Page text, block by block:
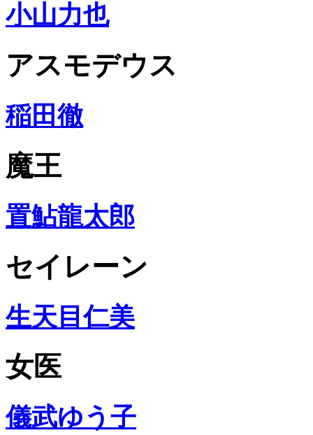
小山力也
アスモデウス
稲田徹
魔王
置鮎龍太郎
セイレーン
生天目仁美
女医
儀武ゆう子